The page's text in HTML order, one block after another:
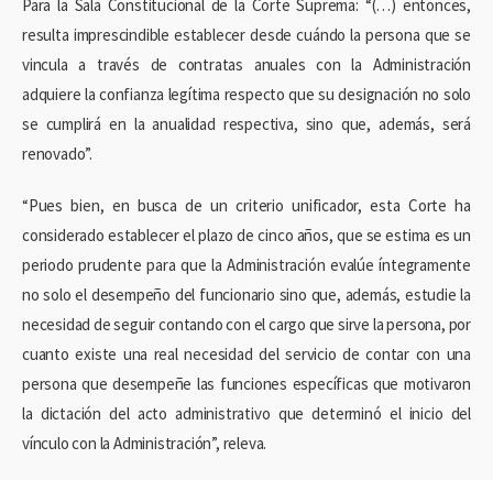
Para la Sala Constitucional de la Corte Suprema: “(…) entonces,
resulta imprescindible establecer desde cuándo la persona que se
vincula a través de contratas anuales con la Administración
adquiere la confianza legítima respecto que su designación no solo
se cumplirá en la anualidad respectiva, sino que, además, será
renovado”.
“Pues bien, en busca de un criterio unificador, esta Corte ha
considerado establecer el plazo de cinco años, que se estima es un
periodo prudente para que la Administración evalúe íntegramente
no solo el desempeño del funcionario sino que, además, estudie la
necesidad de seguir contando con el cargo que sirve la persona, por
cuanto existe una real necesidad del servicio de contar con una
persona que desempeñe las funciones específicas que motivaron
la dictación del acto administrativo que determinó el inicio del
vínculo con la Administración”, releva.